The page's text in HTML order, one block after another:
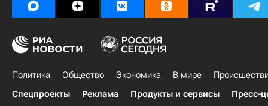
Политика Общество Экономика В мире
Спецпроекты
Реклама Продукты и сервисы Пресс-